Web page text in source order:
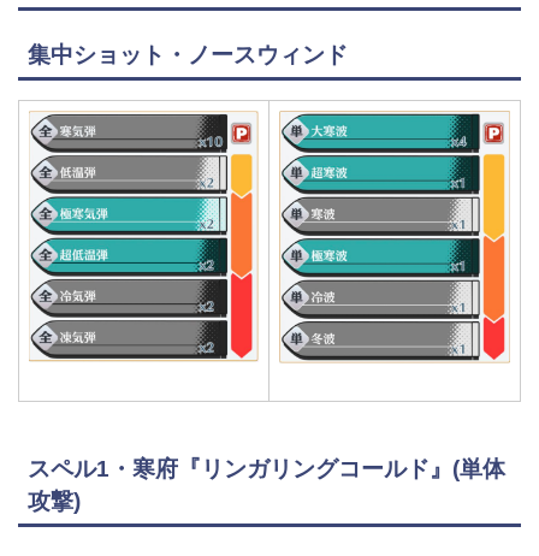
集中ショット・ノースウィンド
スペル1・寒府『リンガリングコールド』(単体
攻撃)